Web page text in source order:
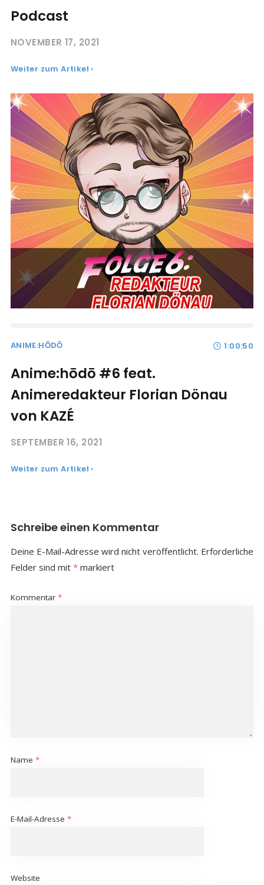
Podcast
NOVEMBER 17, 2021
Weiter zum Artikel ›
ANIME:HŌDŌ 1:00:50
Anime:hōdō #6 feat.
Animeredakteur Florian Dönau
von KAZÉ
SEPTEMBER 16, 2021
Weiter zum Artikel ›
Schreibe einen Kommentar
Deine E-Mail-Adresse wird nicht veröffentlicht. Erforderliche
Felder sind mit *markiert
Kommentar *
Name *
E-Mail-Adresse *
Website